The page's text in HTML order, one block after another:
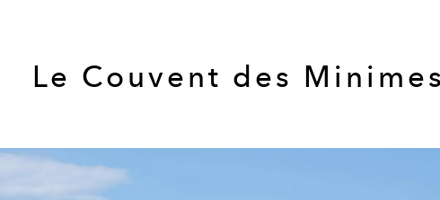
Le Couvent des